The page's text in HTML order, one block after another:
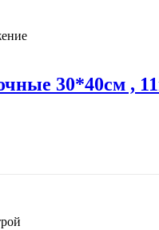
30*40см ,